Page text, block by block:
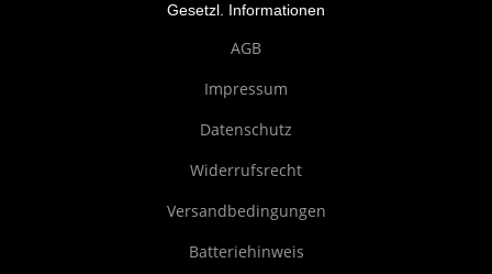
Gesetzl. Informationen
AGB
Impressum
Datenschutz
Widerrufsrecht
Versandbedingungen
Batteriehinweis